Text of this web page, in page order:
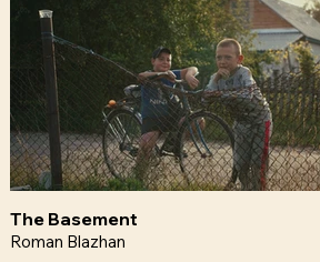
The Basement
Roman Blazhan